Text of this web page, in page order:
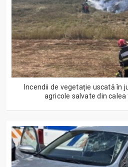
Incendii de vegetație uscată în
agricole salvate din